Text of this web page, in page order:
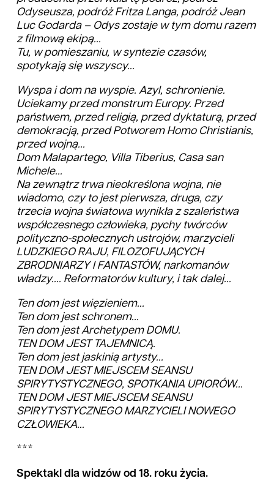
Odyseusza, podróż Fritza Langa, podróż Jean
Luc Godarda – Odys zostaje w tym domu razem
z filmową ekipą...
Tu, w pomieszaniu, w syntezie czasów,
spotykają się wszyscy...
Wyspa i dom na wyspie. Azyl, schronienie.
Uciekamy przed monstrum Europy. Przed
państwem, przed religią, przed dyktaturą, przed
demokracją, przed Potworem Homo Christianis,
przed wojną...
Dom Malapartego, Villa Tiberius, Casa san
Michele...
Na zewnątrz trwa nieokreślona wojna, nie
wiadomo, czy to jest pierwsza, druga, czy
trzecia wojna światowa wynikła z szaleństwa
współczesnego człowieka, pychy twórców
polityczno-społecznych ustrojów, marzycieli
LUDZKIEGO RAJU, FILOZOFUJĄCYCH
ZBRODNIARZY I FANTASTÓW, narkomanów
władzy.... Reformatorów kultury, i tak dalej...
Ten dom jest więzieniem...
Ten dom jest schronem...
Ten dom jest Archetypem DOMU.
TEN DOM JEST TAJEMNICĄ.
Ten dom jest jaskinią artysty...
TEN DOM JEST MIEJSCEM SEANSU
SPIRYTYSTYCZNEGO, SPOTKANIA UPIORÓW...
TEN DOM JEST MIEJSCEM SEANSU
SPIRYTYSTYCZNEGO MARZYCIELI NOWEGO
CZŁOWIEKA...
***
Spektakl dla widzów od 18. roku życia.